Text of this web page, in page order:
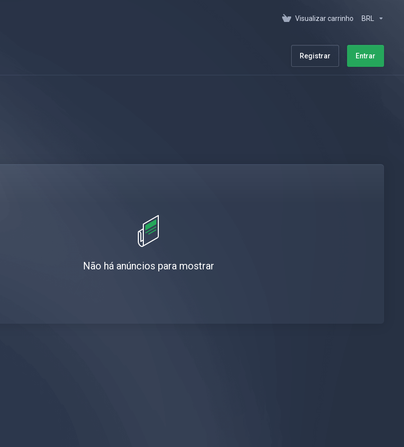
Visualizar carrinho BRL
Registrar Entrar
Não há anúncios para mostrar